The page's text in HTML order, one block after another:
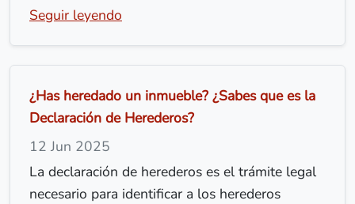
Seguir leyendo
¿Has heredado un inmueble? ¿Sabes que es la
Declaración de Herederos?
12 Jun 2025
La declaración de herederos es el trámite legal
necesario para identificar a los herederos